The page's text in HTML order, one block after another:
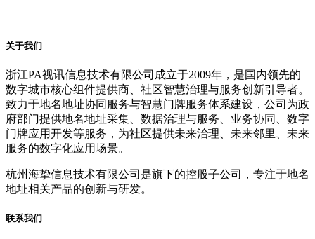
关于我们
浙江PA视讯信息技术有限公司成立于2009年，是国内领先的
数字城市核心组件提供商、社区智慧治理与服务创新引导者。
致力于地名地址协同服务与智慧门牌服务体系建设，公司为政
府部门提供地名地址采集、数据治理与服务、业务协同、数字
门牌应用开发等服务，为社区提供未来治理、未来邻里、未来
服务的数字化应用场景。
杭州海挚信息技术有限公司是旗下的控股子公司，专注于地名
地址相关产品的创新与研发。
联系我们